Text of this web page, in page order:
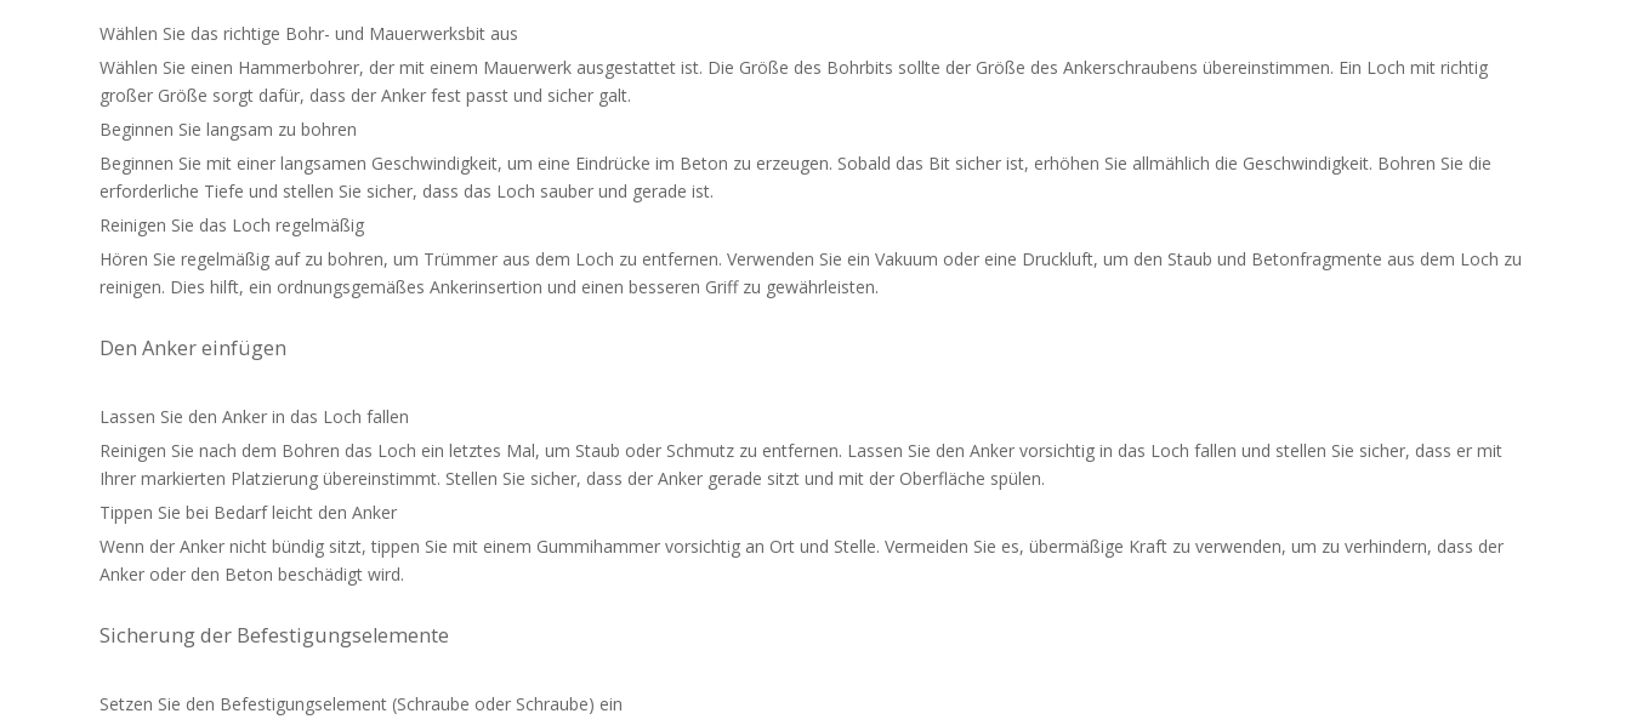
Wählen Sie das richtige Bohr- und Mauerwerksbit aus
Wählen Sie einen Hammerbohrer, der mit einem Mauerwerk ausgestattet ist. Die Größe des Bohrbits sollte der Größe des Ankerschraubens übereinstimmen. Ein Loch mit richtig
großer Größe sorgt dafür, dass der Anker fest passt und sicher galt.
Beginnen Sie langsam zu bohren
Beginnen Sie mit einer langsamen Geschwindigkeit, um eine Eindrücke im Beton zu erzeugen. Sobald das Bit sicher ist, erhöhen Sie allmählich die Geschwindigkeit. Bohren Sie die
erforderliche Tiefe und stellen Sie sicher, dass das Loch sauber und gerade ist.
Reinigen Sie das Loch regelmäßig
Hören Sie regelmäßig auf zu bohren, um Trümmer aus dem Loch zu entfernen. Verwenden Sie ein Vakuum oder eine Druckluft, um den Staub und Betonfragmente aus dem Loch zu
reinigen. Dies hilft, ein ordnungsgemäßes Ankerinsertion und einen besseren Griff zu gewährleisten.
Den Anker einfügen
Lassen Sie den Anker in das Loch fallen
Reinigen Sie nach dem Bohren das Loch ein letztes Mal, um Staub oder Schmutz zu entfernen. Lassen Sie den Anker vorsichtig in das Loch fallen und stellen Sie sicher, dass er mit
Ihrer markierten Platzierung übereinstimmt. Stellen Sie sicher, dass der Anker gerade sitzt und mit der Oberfläche spülen.
Tippen Sie bei Bedarf leicht den Anker
Wenn der Anker nicht bündig sitzt, tippen Sie mit einem Gummihammer vorsichtig an Ort und Stelle. Vermeiden Sie es, übermäßige Kraft zu verwenden, um zu verhindern, dass der
Anker oder den Beton beschädigt wird.
Sicherung der Befestigungselemente
Setzen Sie den Befestigungselement (Schraube oder Schraube) ein